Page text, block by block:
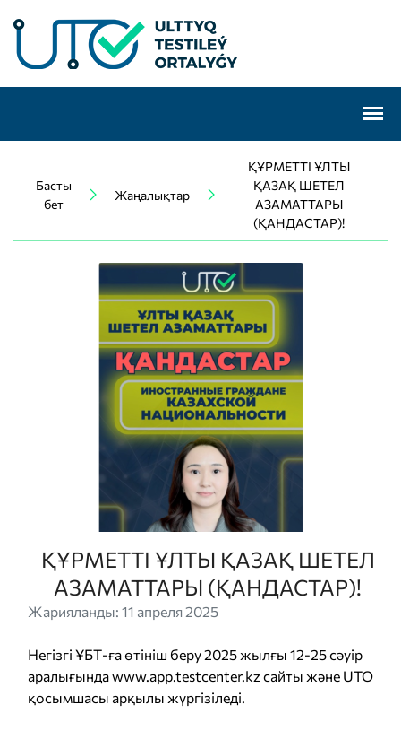
Басты
бет
Жаңалықтар
ҚҰРМЕТТІ ҰЛТЫ
ҚАЗАҚ ШЕТЕЛ
АЗАМАТТАРЫ
(ҚАНДАСТАР)!
ҚҰРМЕТТІ ҰЛТЫ ҚАЗАҚ ШЕТЕЛ
АЗАМАТТАРЫ (ҚАНДАСТАР)!
Жарияланды: 11 апреля 2025
Негізгі ҰБТ-ға өтініш беру 2025 жылғы 12-25 сәуір
аралығындаwww.app.testcenter.kzсайты және UTO
қосымшасы арқылы жүргізіледі.